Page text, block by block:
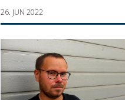
26. JUN 2022